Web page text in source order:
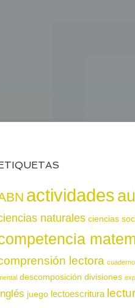
actividades
naturales ciencias
lectora
descomposición divisiones
juego lectoescritura